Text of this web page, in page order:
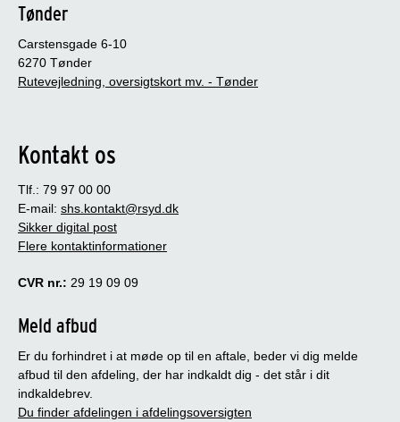
Tønder
Carstensgade 6-10
6270 Tønder
Rutevejledning, oversigtskort mv. - Tønder
Kontakt os
Tlf.: 79 97 00 00
E-mail: shs.kontakt@rsyd.dk
Sikker digital post
Flere kontaktinformationer
CVR nr.: 29 19 09 09
Meld afbud
Er du forhindret i at møde op til en aftale, beder vi dig melde
afbud til den afdeling, der har indkaldt dig - det står i dit
indkaldebrev.
Du finder afdelingen i afdelingsoversigten